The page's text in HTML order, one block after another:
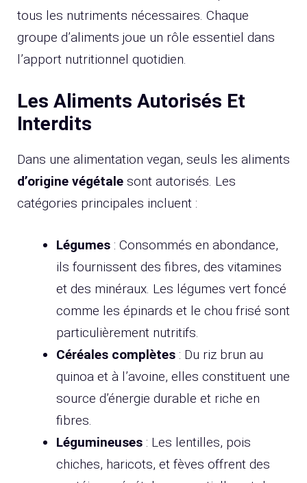
tous les nutriments nécessaires. Chaque
groupe d’aliments joue un rôle essentiel dans
l’apport nutritionnel quotidien.
Les Aliments Autorisés Et
Interdits
Dans une alimentation vegan, seuls les aliments
d’origine végétale sont autorisés. Les
catégories principales incluent :
Légumes : Consommés en abondance,
ils fournissent des fibres, des vitamines
et des minéraux. Les légumes vert foncé
comme les épinards et le chou frisé sont
particulièrement nutritifs.
Céréales complètes : Du riz brun au
quinoa et à l’avoine, elles constituent une
source d’énergie durable et riche en
fibres.
Légumineuses : Les lentilles, pois
chiches, haricots, et fèves offrent des